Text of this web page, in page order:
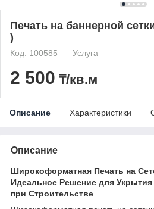
Печать на баннерной
)
Код: 100585 Услуга
2 500 ₸/кв.м
Описание Характеристики
Описание
Широкоформатная Печать на
Идеальное Решение для
при Строительстве